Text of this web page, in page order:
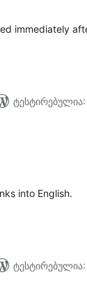
immediately
into English.